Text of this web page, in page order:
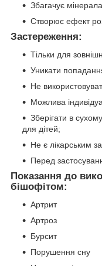
Збагачує
Створює ефект
Застереження:
Тільки для
Уникати
Не
Можлива
Зберігати в
для дітей;
Не є лікарським
Перед
Показання до
бішофітом:
Артрит
Артроз
Бурсит
Порушення сну